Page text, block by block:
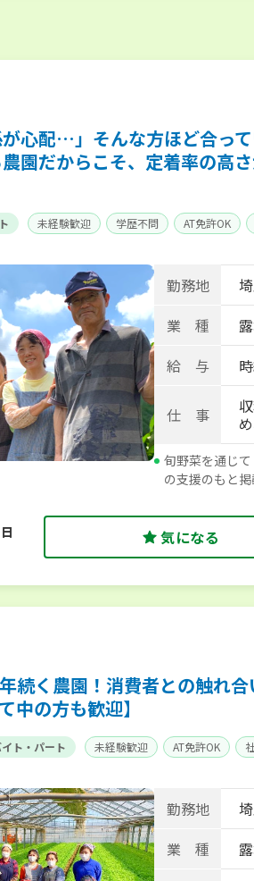
が心配…」そんな方ほど合っ
園だからこそ、定着率の高
未経験歓迎 学歴不問 AT免許OK
勤務地
業 種
給 与
仕 事
旬野菜を通じ
の支援のもと
日 気になる
続く農園！消費者との触れ合
中の方も歓迎】
ト・パート 未経験歓迎 AT免許OK
勤務地
業 種